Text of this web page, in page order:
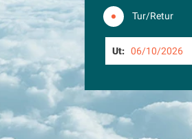
Tur/Retur
Ut: 06/10/2026